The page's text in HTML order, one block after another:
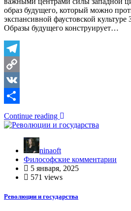
образ будущего, который можно
экспансивной фаустовской культуре
Образы будущего конструирует…
Telegram
Copy
Link
VK
Отправить
Continue reading
ninaoft
Философские комментарии
5 января, 2025
571 views
Революции и государства